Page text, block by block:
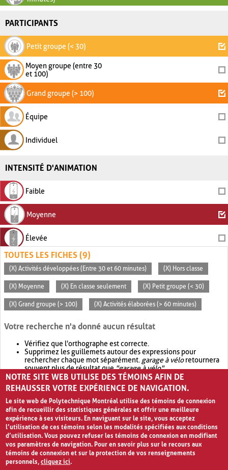
PARTICIPANTS
Petit groupe (< 30)
Moyen groupe (entre 30
et 100)
Grand groupe (> 100)
Équipe
Individuel
INTENSITÉ D'ANIMATION
Faible
Moyenne
Élevée
TOUTES LES FICHES (9)
(X) Activités développées (Entre 30 et 60 minutes) (X) Hors classe
(X) Moyenne (X) En classe seulement (X) Petit groupe (< 30)
(X) Grand groupe (> 100) (X) Activités élaborées (> 60 minutes)
Votre recherche n'a donné aucun résultat
Vérifiez que l'orthographe est correcte.
Supprimez les guillemets autour des expressions pour
rechercher chaque mot séparément. garage à véloretournera
souvent plus de résultat que"garage à vélo".
Envisagez d'élargir votre recherche avec OR.garage OR vélo
retournera souvent plus de résultat quegarage à vélo
NOTRE SITE WEB UTILISE DES TÉMOINS AFIN DE
REHAUSSER VOTRE EXPÉRIENCE DE NAVIGATION.
Le site web de Polytechnique Montréal utilise des témoins de connexion
afin de recueillir des statistiques générales et offrir une meilleure
expérience à ses visiteurs. En naviguant sur le site, vous acceptez
l’utilisation de ces témoins selon les modalités spécifiées aux conditions
d’utilisation. Vous pouvez refuser les témoins de connexion en modifiant
vos paramètres de navigation. Pour en savoir plus sur le recours aux
témoins de connexion et sur la protection de vos renseignements
personnels,cliquez ici.